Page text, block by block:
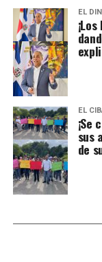
EL
EL
¡Se
sus
de